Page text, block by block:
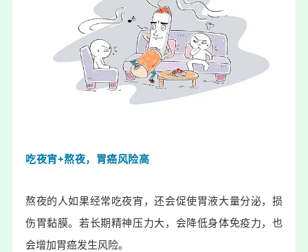
吃夜宵+熬夜，胃癌风险高
熬夜的人如果经常吃夜宵，还会促使胃液大量分泌，损
伤胃黏膜。若长期精神压力大，会降低身体免疫力，也
会增加胃癌发生风险。